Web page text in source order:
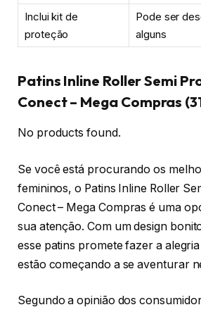
Inclui kit de
proteção
Pode ser
alguns
Patins Inline Roller Semi
Conect – Mega Compras
No products found.
Se você está procurando os
femininos, o Patins Inline Roller
Conect – Mega Compras é uma
sua atenção. Com um design
esse patins promete fazer a
estão começando a se aventurar
Segundo a opinião dos